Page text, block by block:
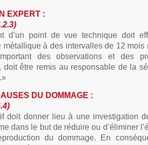
EXPERT :
d’un point de vue technique doit
métallique à des intervalles de 12 mois
des observations et des
doit être remis au responsable de la
DU DOMMAGE :
doit donner lieu à une investigation
dans le but de réduire ou d’éliminer
du dommage. En